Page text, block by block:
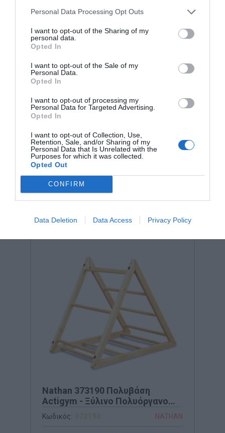
Personal Data Processing Opt Outs
I want to opt-out of the Sharing of my
personal data.
Opted In
I want to opt-out of the Sale of my
Personal Data.
Opted In
I want to opt-out of processing my
Personal Data for Targeted Advertising.
Opted In
I want to opt-out of Collection, Use,
Retention, Sale, and/or Sharing of my
Personal Data that Is Unrelated with the
Purposes for which it was collected.
Opted Out
CONFIRM
Data Deletion Data Access Privacy Policy
με τα ευρωπαϊκά πρότυπα ασφαλείας και τις
βιοδιασπώμενα υλικά). Η επιλογή της Nathan για τον
εξοπλισμό νηπιαγωγείων και κέντρων δεξιοτήτων
εγγυάται αξιοπιστία, παιδαγωγική αρτιότητα και μια
σύγχρονους εκπαιδευτικούς οργανισμούς.
Σχετικά προϊόντα
Nathan 373190 Πολυβάση
Actigym - Ξύλινο Πολυόργανο
Αναρρίχησης
Κωδικός: 373190 NATHAN